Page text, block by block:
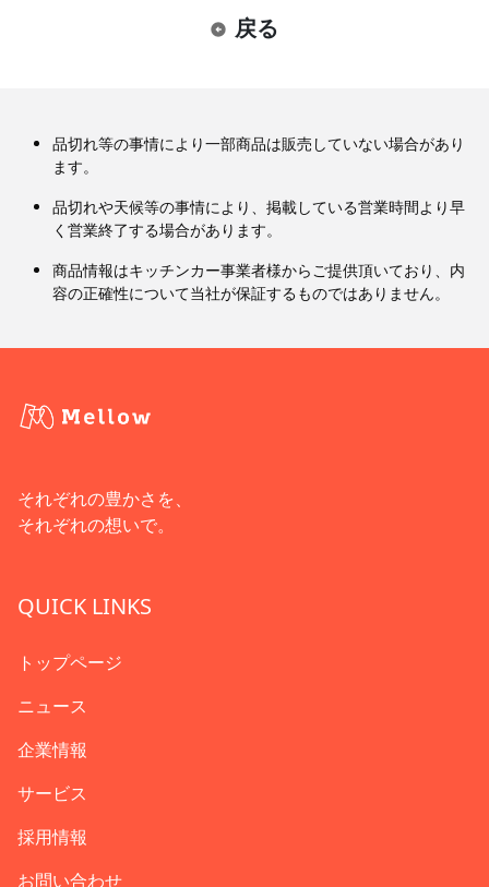
戻る
品切れ等の事情により一部商品は販売していない場合があり
ます。
品切れや天候等の事情により、掲載している営業時間より早
く営業終了する場合があります。
商品情報はキッチンカー事業者様からご提供頂いており、内
容の正確性について当社が保証するものではありません。
それぞれの豊かさを、
それぞれの想いで。
QUICK LINKS
トップページ
ニュース
企業情報
サービス
採用情報
お問い合わせ